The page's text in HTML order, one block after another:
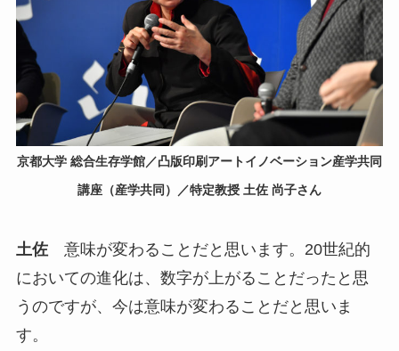
京都大学 総合生存学館／凸版印刷アートイノベーション産学共同
講座（産学共同）／特定教授 土佐 尚子さん
土佐意味が変わることだと思います。20世紀的
においての進化は、数字が上がることだったと思
うのですが、今は意味が変わることだと思いま
す。